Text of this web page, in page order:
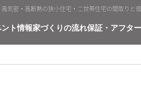
高気密・高断熱の狭小住宅・二世帯住宅の間取りと
ント情報家づくりの流れ保証・アフター